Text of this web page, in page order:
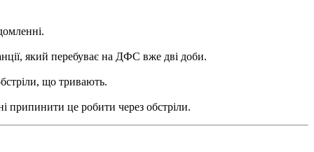
який перебуває на ДФС вже дві доби.
що тривають.
припинити це робити через обстріли.